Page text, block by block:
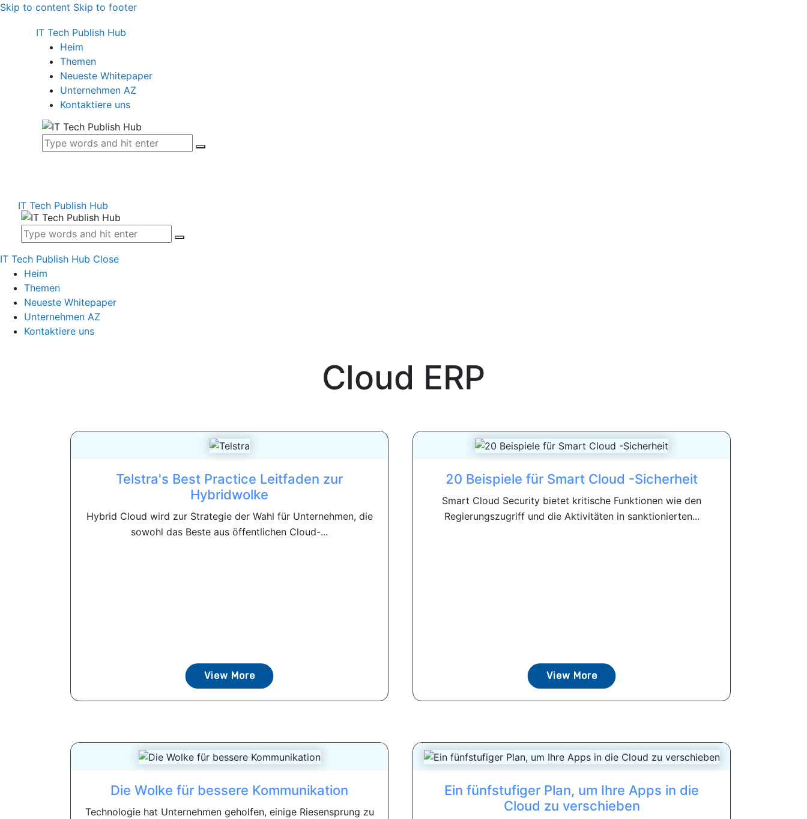
Skip to content Skip to footer
IT Tech Publish Hub
Heim
Themen
Neueste Whitepaper
Unternehmen AZ
Kontaktiere uns
IT Tech Publish Hub
IT Tech Publish Hub Close
Heim
Themen
Neueste Whitepaper
Unternehmen AZ
Kontaktiere uns
Cloud ERP
Telstra's Best Practice Leitfaden zur
Hybridwolke
Hybrid Cloud wird zur Strategie der Wahl für Unternehmen, die
sowohl das Beste aus öffentlichen Cloud-...
View More
20 Beispiele für Smart Cloud -Sicherheit
Smart Cloud Security bietet kritische Funktionen wie den
Regierungszugriff und die Aktivitäten in sanktionierten...
View More
Die Wolke für bessere Kommunikation
Technologie hat Unternehmen geholfen, einige Riesensprung zu
Ein fünfstufiger Plan, um Ihre Apps in die
Cloud zu verschieben